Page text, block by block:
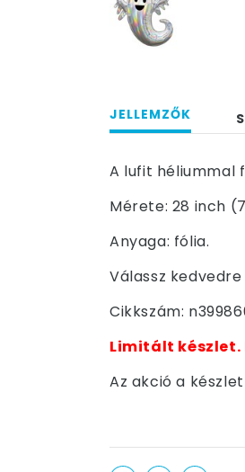
JELLEMZŐK
A lufit héliummal
Mérete: 28 inch
Anyaga: fólia.
Válassz
Cikkszám:
Limitált készlet.
Az akció a